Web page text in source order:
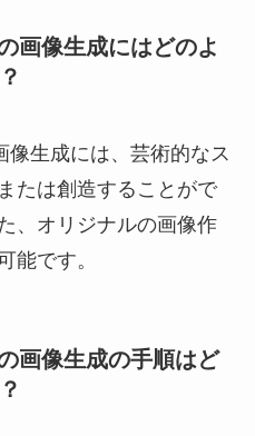
画像生成にはどのよ
像生成には、芸術的なス
たは創造することがで
、オリジナルの画像作
能です。
画像生成の手順はど